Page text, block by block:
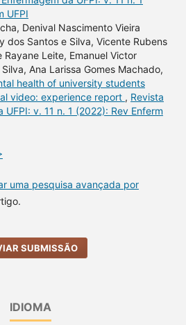
UFPI
Denival Nascimento Vieira
dos Santos e Silva, Vicente Rubens
Rayane Leite, Emanuel Victor
Ana Larissa Gomes Machado,
health of university students
video: experience report , Revista
UFPI: v. 11 n. 1 (2022): Rev Enferm
uma pesquisa avançada por
SUBMISSÃO
IDIOMA